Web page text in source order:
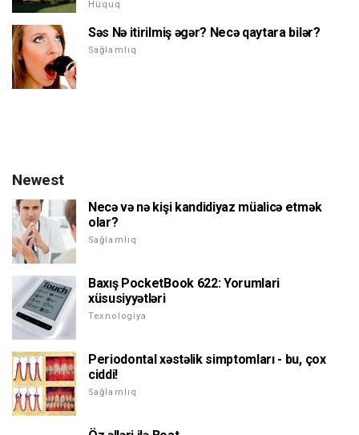
Hüquq
Səs Nə itirilmiş əgər? Necə qaytara bilər?
Sağlamlıq
Newest
Necə və nə kişi kandidiyaz müalicə etmək
olar?
Sağlamlıq
Baxış PocketBook 622: Yorumlari
xüsusiyyətləri
Texnologiya
Periodontal xəstəlik simptomları - bu, çox
ciddi!
Sağlamlıq